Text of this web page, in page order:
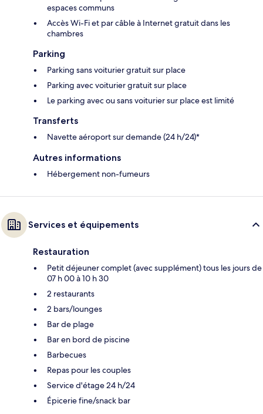
espaces communs
Accès Wi-Fi et par câble à Internet gratuit dans les
chambres
Parking
Parking sans voiturier gratuit sur place
Parking avec voiturier gratuit sur place
Le parking avec ou sans voiturier sur place est limité
Transferts
Navette aéroport sur demande (24 h/24)*
Autres informations
Hébergement non-fumeurs
Services et équipements
Restauration
Petit déjeuner complet (avec supplément) tous les jours de
07 h 00 à 10 h 30
2 restaurants
2 bars/lounges
Bar de plage
Bar en bord de piscine
Barbecues
Repas pour les couples
Service d'étage 24 h/24
Épicerie fine/snack bar